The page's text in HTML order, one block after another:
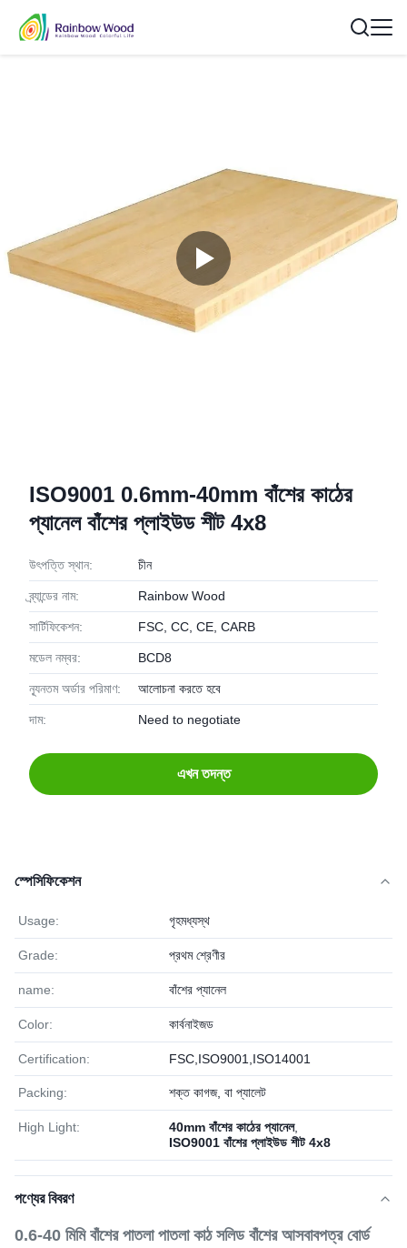
ISO9001 0.6mm-40mm বাঁশের কাঠের
প্যানেল বাঁশের প্লাইউড শীট 4x8
উৎপত্তি স্থান: চীন
ব্র্যান্ডের নাম: Rainbow Wood
সার্টিফিকেশন: FSC, CC, CE, CARB
মডেল নম্বর: BCD8
ন্যূনতম অর্ডার পরিমাণ: আলোচনা করতে হবে
দাম: Need to negotiate
এখন তদন্ত
স্পেসিফিকেশন
Usage: গৃহমধ্যস্থ
Grade: প্রথম শ্রেণীর
name: বাঁশের প্যানেল
Color: কার্বনাইজড
Certification: FSC,ISO9001,ISO14001
Packing: শক্ত কাগজ, বা প্যালেট
High Light: 40mm বাঁশের কাঠের প্যানেল,
ISO9001 বাঁশের প্লাইউড শীট 4x8
পণ্যের বিবরণ
0.6-40 মিমি বাঁশের পাতলা পাতলা কাঠ সলিড বাঁশের আসবাবপত্র বোর্ড